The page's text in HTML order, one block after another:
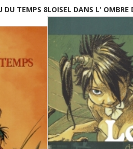
DU TEMPS 8LOISEL DANS L' OMBRE